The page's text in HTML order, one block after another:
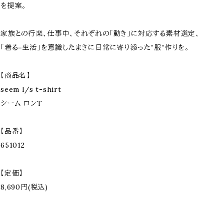
を提案。
家族との行楽、仕事中、それぞれの「動き」に対応する素材選定、
「着る=生活」を意識したまさに日常に寄り添った”服”作りを。
【商品名】
seem l/s t-shirt
シーム ロンT
【品番】
651012
【定価】
8,690円(税込)